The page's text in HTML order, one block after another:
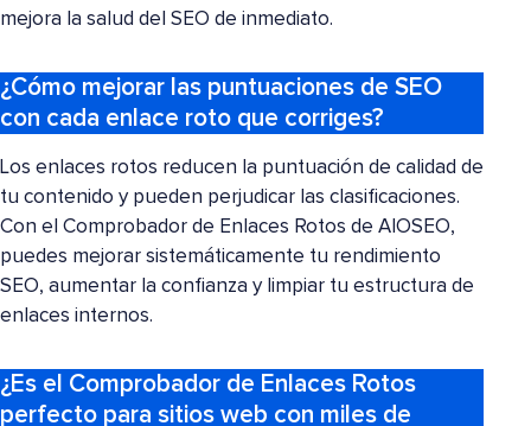
mejora la salud del SEO de inmediato.
¿Cómo mejorar las puntuaciones de SEO
con cada enlace roto que corriges?
Los enlaces rotos reducen la puntuación de calidad de
tu contenido y pueden perjudicar las clasificaciones.
Con el Comprobador de Enlaces Rotos de AIOSEO,
puedes mejorar sistemáticamente tu rendimiento
SEO, aumentar la confianza y limpiar tu estructura de
enlaces internos.
¿Es el Comprobador de Enlaces Rotos
perfecto para sitios web con miles de